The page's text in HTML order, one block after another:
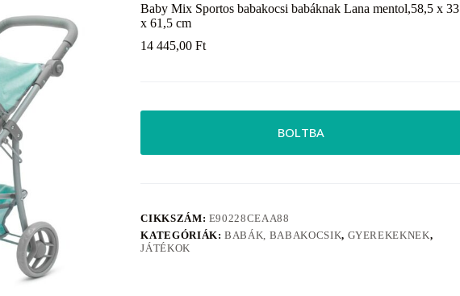
Baby Mix Sportos babakocsi babáknak Lana mentol,58,5 x 33
x 61,5 cm
14 445,00Ft
BOLTBA
CIKKSZÁM: E90228CEAA88
KATEGÓRIÁK:BABÁK, BABAKOCSIK, GYEREKEKNEK,
JÁTÉKOK